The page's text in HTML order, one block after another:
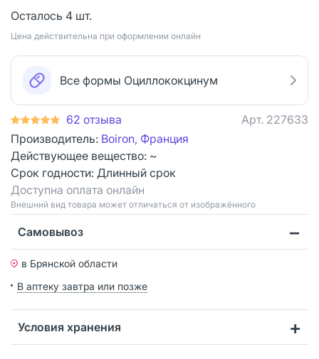
Осталось 4 шт.
Цена действительна при оформлении онлайн
Все формы Оциллококцинум
62 отзыва Арт. 227633
Производитель: Boiron, Франция
Действующее вещество: ~
Срок годности: Длинный срок
Доступна оплата онлайн
Bнешний вид товара может отличаться от изображённого
Самовывоз
в Брянской области
В аптеку завтра или позже
Условия хранения